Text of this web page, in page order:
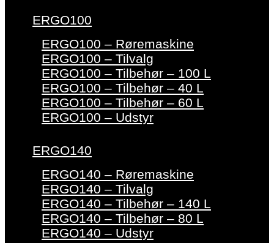
ERGO100
ERGO100 – Røremaskine
ERGO100 – Tilvalg
ERGO100 – Tilbehør – 100 L
ERGO100 – Tilbehør – 40 L
ERGO100 – Tilbehør – 60 L
ERGO100 – Udstyr
ERGO140
ERGO140 – Røremaskine
ERGO140 – Tilvalg
ERGO140 – Tilbehør – 140 L
ERGO140 – Tilbehør – 80 L
ERGO140 – Udstyr